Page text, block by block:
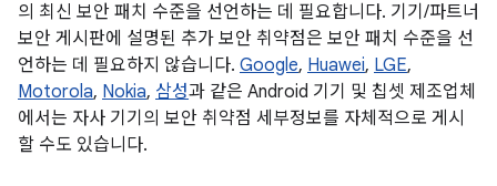
의 최신 보안 패치 수준을 선언하는 데 필요합니다. 기기/파트너
보안 게시판에 설명된 추가 보안 취약점은 보안 패치 수준을 선
언하는 데 필요하지 않습니다. Google, Huawei, LGE,
Motorola, Nokia, 삼성과 같은 Android 기기 및 칩셋 제조업체
에서는 자사 기기의 보안 취약점 세부정보를 자체적으로 게시
할 수도 있습니다.